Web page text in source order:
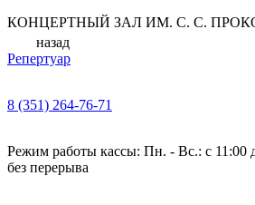
КОНЦЕРТНЫЙ ЗАЛ ИМ. С. С.
назад
Репертуар
8 (351) 264-76-71
Режим работы кассы: Пн. - Вс.: с 11:00
без перерыва